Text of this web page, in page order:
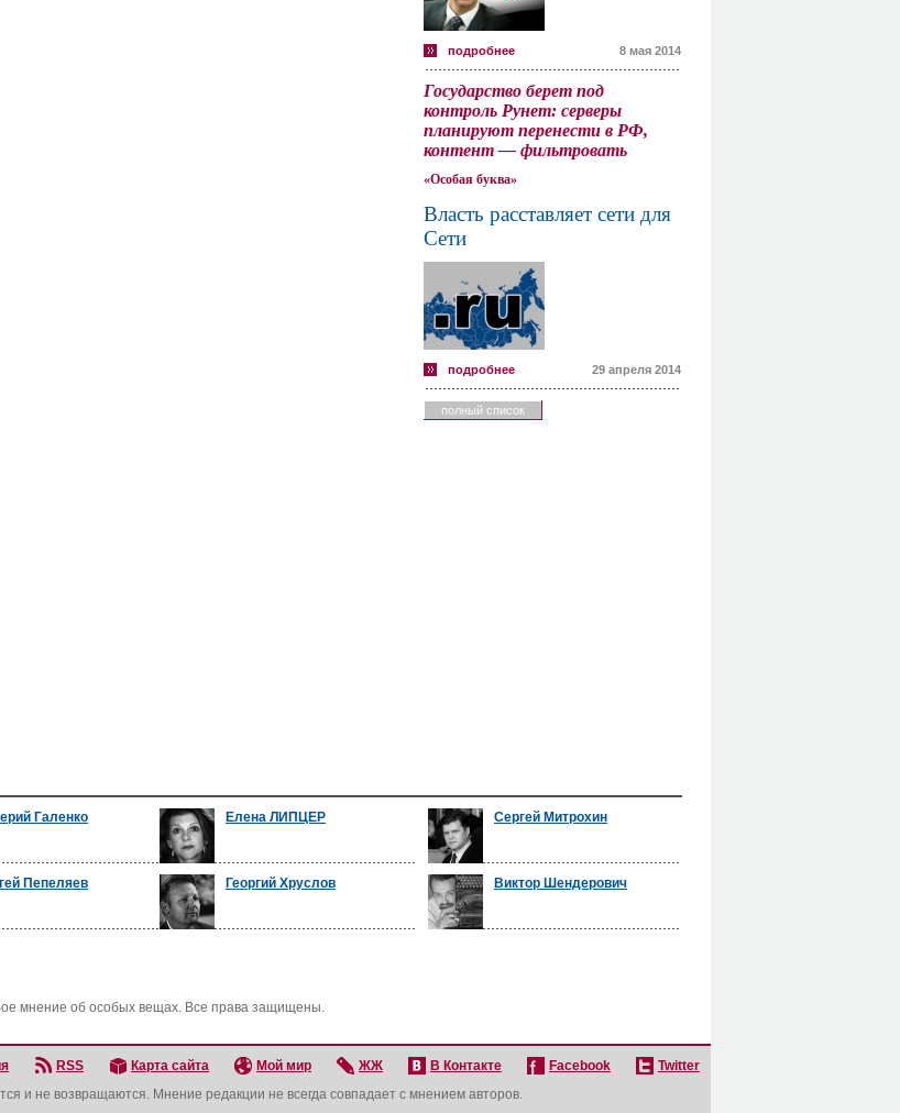
подробнее 8 мая 2014
Государство берет под
контроль Рунет: серверы
планируют перенести в РФ,
контент — фильтровать
«Особая буква»
Власть расставляет сети для
Сети
подробнее 29 апреля 2014
полный список
Галенко Елена ЛИПЦЕР Сергей Митрохин
Пепеляев Георгий Хруслов Виктор Шендерович
мнение об особых вещах. Все права защищены.
RSS Карта сайта Мой мир ЖЖ В Контакте Facebook
Twitter
и не возвращаются. Мнение редакции не всегда совпадает с мнением авторов.